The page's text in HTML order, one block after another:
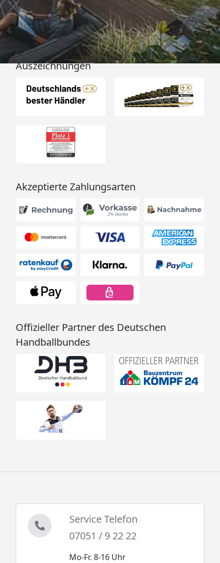
Versand
Auszeichnungen
Akzeptierte Zahlungsarten
Offizieller Partner des Deutschen
Handballbundes
Service Telefon
07051 / 9 22 22
Mo-Fr. 8-16 Uhr